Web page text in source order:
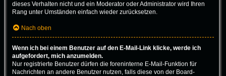
dieses Verhalten nicht und ein Moderator oder Administrator wird Ihren
Rang unter Umständen einfach wieder zurücksetzen.
Nach oben
Wenn ich bei einem Benutzer auf den E-Mail-Link klicke, werde ich
aufgefordert, mich anzumelden.
Nur registrierte Benutzer dürfen die foreninterne E-Mail-Funktion für
Nachrichten an andere Benutzer nutzen, falls diese von der Board-